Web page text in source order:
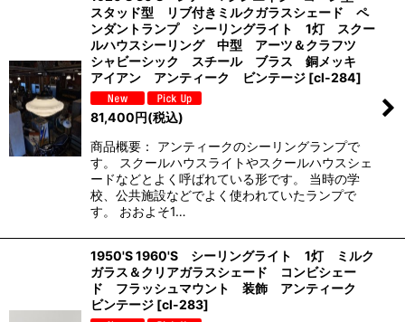
スタッド型 リブ付きミルクガラスシェード ペ
ンダントランプ シーリングライト 1灯 スクー
ルハウスシーリング 中型 アーツ＆クラフツ
シャビーシック スチール ブラス 銅メッキ
アイアン アンティーク ビンテージ [cl-284]
81,400円(税込)
商品概要： アンティークのシーリングランプで
す。 スクールハウスライトやスクールハウスシェ
ードなどとよく呼ばれている形です。 当時の学
校、公共施設などでよく使われていたランプで
す。 おおよそ1…
1950'S 1960'S シーリングライト 1灯 ミルク
ガラス＆クリアガラスシェード コンビシェー
ド フラッシュマウント 装飾 アンティーク
ビンテージ [cl-283]